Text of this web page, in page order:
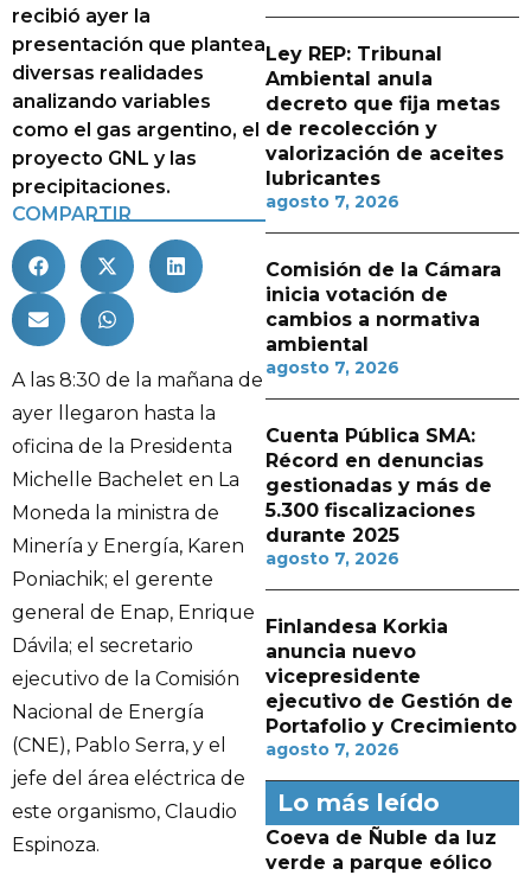
recibió ayer la
presentación que plantea
diversas realidades
analizando variables
como el gas argentino, el
proyecto GNL y las
precipitaciones.
COMPARTIR
A las 8:30 de la mañana de
ayer llegaron hasta la
oficina de la Presidenta
Michelle Bachelet en La
Moneda la ministra de
Minería y Energía, Karen
Poniachik; el gerente
general de Enap, Enrique
Dávila; el secretario
ejecutivo de la Comisión
Nacional de Energía
(CNE), Pablo Serra, y el
jefe del área eléctrica de
este organismo, Claudio
Espinoza.
Ley REP: Tribunal
Ambiental anula
decreto que fija metas
de recolección y
valorización de aceites
lubricantes
agosto 7, 2026
Comisión de la Cámara
inicia votación de
cambios a normativa
ambiental
agosto 7, 2026
Cuenta Pública SMA:
Récord en denuncias
gestionadas y más de
5.300 fiscalizaciones
durante 2025
agosto 7, 2026
Finlandesa Korkia
anuncia nuevo
vicepresidente
ejecutivo de Gestión de
Portafolio y Crecimiento
agosto 7, 2026
Lo más leído
Coeva de Ñuble da luz
verde a parque eólico